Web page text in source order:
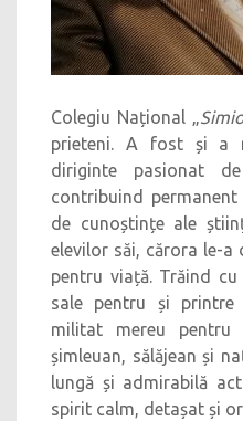
Colegiu Național „
prieteni. A fost și a
diriginte pasionat
contribuind
de cunoștințe ale
elevilor săi, cărora le-a
pentru viață. Trăind
sale pentru și
militat mereu pentru
șimleuan, sălăjean și
lungă și admirabilă
spirit calm, detașat și